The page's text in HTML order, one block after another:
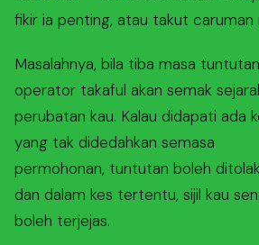
fikir ia penting, atau takut caruman
Masalahnya, bila tiba masa
operator takaful akan semak
perubatan kau. Kalau didapati ada
yang tak didedahkan semasa
permohonan, tuntutan boleh
dan dalam kes tertentu, sijil kau
boleh terjejas.